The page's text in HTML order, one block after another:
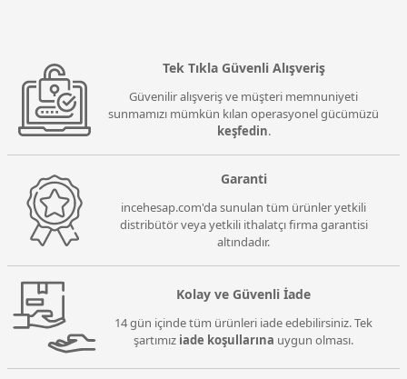
Tek Tıkla Güvenli Alışveriş
Güvenilir alışveriş ve müşteri memnuniyeti
sunmamızı mümkün kılan operasyonel gücümüzü
keşfedin.
Garanti
incehesap.com'da sunulan tüm ürünler yetkili
distribütör veya yetkili ithalatçı firma garantisi
altındadır.
Kolay ve Güvenli İade
14 gün içinde tüm ürünleri iade edebilirsiniz. Tek
şartımız iade koşullarına uygun olması.